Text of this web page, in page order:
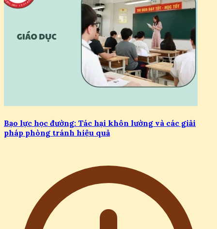
Bạo lực học đường: Tác hại khôn lường và các giải
pháp phòng tránh hiệu quả